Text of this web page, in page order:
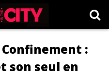
:
son seul en